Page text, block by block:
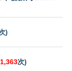
)
次)